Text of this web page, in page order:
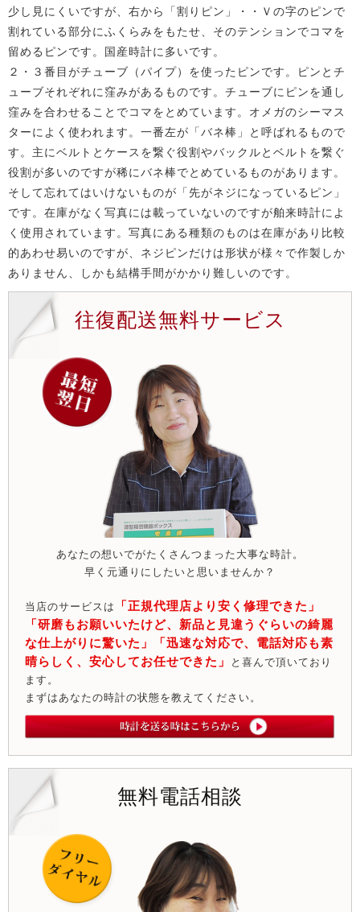
少し見にくいですが、右から「割りピン」・・Ｖの字のピンで
割れている部分にふくらみをもたせ、そのテンションでコマを
留めるピンです。国産時計に多いです。
２・３番目がチューブ（パイプ）を使ったピンです。ピンとチ
ューブそれぞれに窪みがあるものです。チューブにピンを通し
窪みを合わせることでコマをとめています。オメガのシーマス
ターによく使われます。一番左が「バネ棒」と呼ばれるもので
す。主にベルトとケースを繋ぐ役割やバックルとベルトを繋ぐ
役割が多いのですが稀にバネ棒でとめているものがあります。
そして忘れてはいけないものが「先がネジになっているピン」
です。在庫がなく写真には載っていないのですが舶来時計によ
く使用されています。写真にある種類のものは在庫があり比較
的あわせ易いのですが、ネジピンだけは形状が様々で作製しか
ありません、しかも結構手間がかかり難しいのです。
往復配送無料サービス
あなたの想いでがたくさんつまった大事な時計。
早く元通りにしたいと思いませんか？
当店のサービスは
「正規代理店より安く修理できた」
「研磨もお願いいたけど、新品と見違うぐらいの綺麗
な仕上がりに驚いた」「迅速な対応で、電話対応も素
晴らしく、安心してお任せできた」
と喜んで頂いており
ます。
まずはあなたの時計の状態を教えてください。
無料電話相談